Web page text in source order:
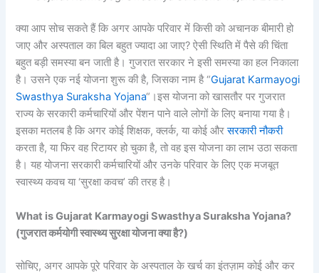
क्या आप सोच सकते हैं कि अगर आपके परिवार में किसी को अचानक बीमारी हो
जाए और अस्पताल का बिल बहुत ज्यादा आ जाए? ऐसी स्थिति में पैसे की चिंता
बहुत बड़ी समस्या बन जाती है। गुजरात सरकार ने इसी समस्या का हल निकाला
है। उसने एक नई योजना शुरू की है, जिसका नाम है “Gujarat Karmayogi
Swasthya Suraksha Yojana“।इस योजना को खासतौर पर गुजरात
राज्य के सरकारी कर्मचारियों और पेंशन पाने वाले लोगों के लिए बनाया गया है।
इसका मतलब है कि अगर कोई शिक्षक, क्लर्क, या कोई औरसरकारी नौकरी
करता है, या फिर वह रिटायर हो चुका है, तो वह इस योजना का लाभ उठा सकता
है। यह योजना सरकारी कर्मचारियों और उनके परिवार के लिए एक मजबूत
स्वास्थ्य कवच या ‘सुरक्षा कवच’ की तरह है।
What is Gujarat Karmayogi Swasthya Suraksha Yojana?
(गुजरात कर्मयोगी स्वास्थ्य सुरक्षा योजना क्या है?)
सोचिए, अगर आपके पूरे परिवार के अस्पताल के खर्च का इंतज़ाम कोई और कर